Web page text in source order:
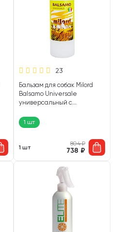
23
Бальзам для собак Milord
Balsamo Universale
универсальный с
1 шт
1 шт
804₽
738 ₽